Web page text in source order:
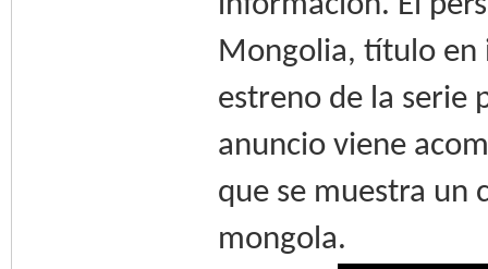
Mongolia, título en
estreno de la serie
anuncio viene
que se muestra un
mongola.